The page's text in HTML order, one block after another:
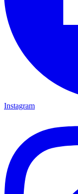
Instagram